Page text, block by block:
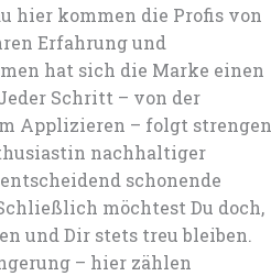
hier kommen die Profis von
Erfahrung und
hat sich die Marke einen
Schritt – von der
Applizieren – folgt strengen
nachhaltiger
schonende
möchtest Du doch,
und Dir stets treu bleiben.
– hier zählen